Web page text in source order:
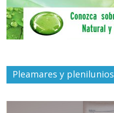
Pleamares y plenilunios